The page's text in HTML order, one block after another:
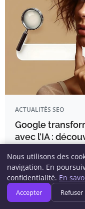
ACTUALITÉS SEO
Google
avec l’IA :
EN BREF Google
alimentée par l’IA
Pauline Blanchard
Nous utilisons des
navigation. En
confidentialité. En
Accepter Refuser